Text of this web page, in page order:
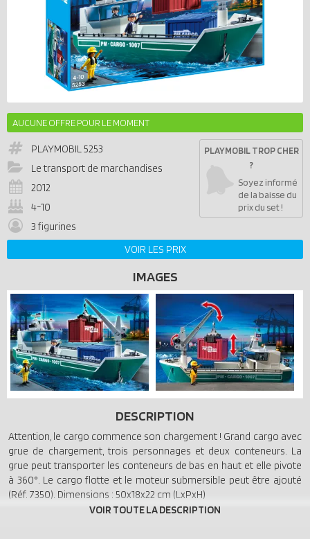
AUCUNE OFFRE POUR LE MOMENT
PLAYMOBIL5253
Le transport de marchandises
2012
4-10
3 figurines
PLAYMOBIL TROP CHER
?
Soyez informé
de la baisse du
prix du set !
VOIR LES PRIX
IMAGES
DESCRIPTION
Attention, le cargo commence son chargement ! Grand cargo avec
grue de chargement, trois personnages et deux conteneurs. La
grue peut transporter les conteneurs de bas en haut et elle pivote
à 360°. Le cargo flotte et le moteur submersible peut être ajouté
(Réf. 7350). Dimensions : 50x18x22 cm (LxPxH)